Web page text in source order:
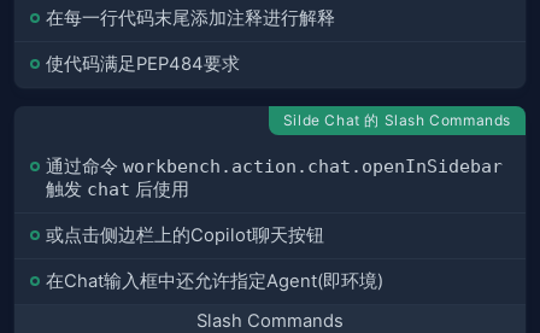
在每一行代码末尾添加注释进行解释
使代码满足PEP484要求
Silde Chat 的 Slash Commands
通过命令 workbench.action.chat.openInSidebar
触发 chat 后使用
或点击侧边栏上的Copilot聊天按钮
在Chat输入框中还允许指定Agent(即环境)
Slash Commands